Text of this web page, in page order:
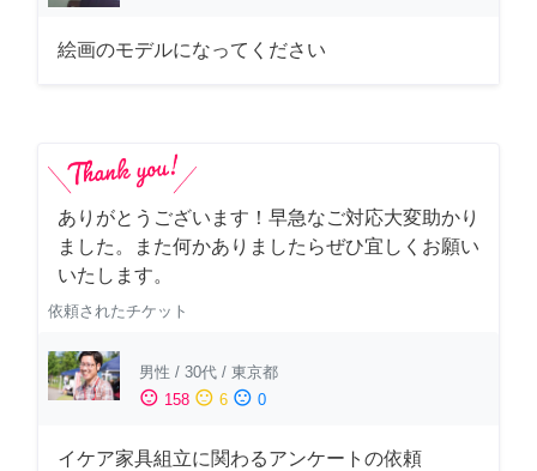
絵画のモデルになってください
ありがとうございます！早急なご対応大変助かり
ました。また何かありましたらぜひ宜しくお願い
いたします。
依頼されたチケット
男性 / 30代 / 東京都
sentiment_satisfied 158 sentiment_neutral 6 sentiment_dissatisfied 0
イケア家具組立に関わるアンケートの依頼